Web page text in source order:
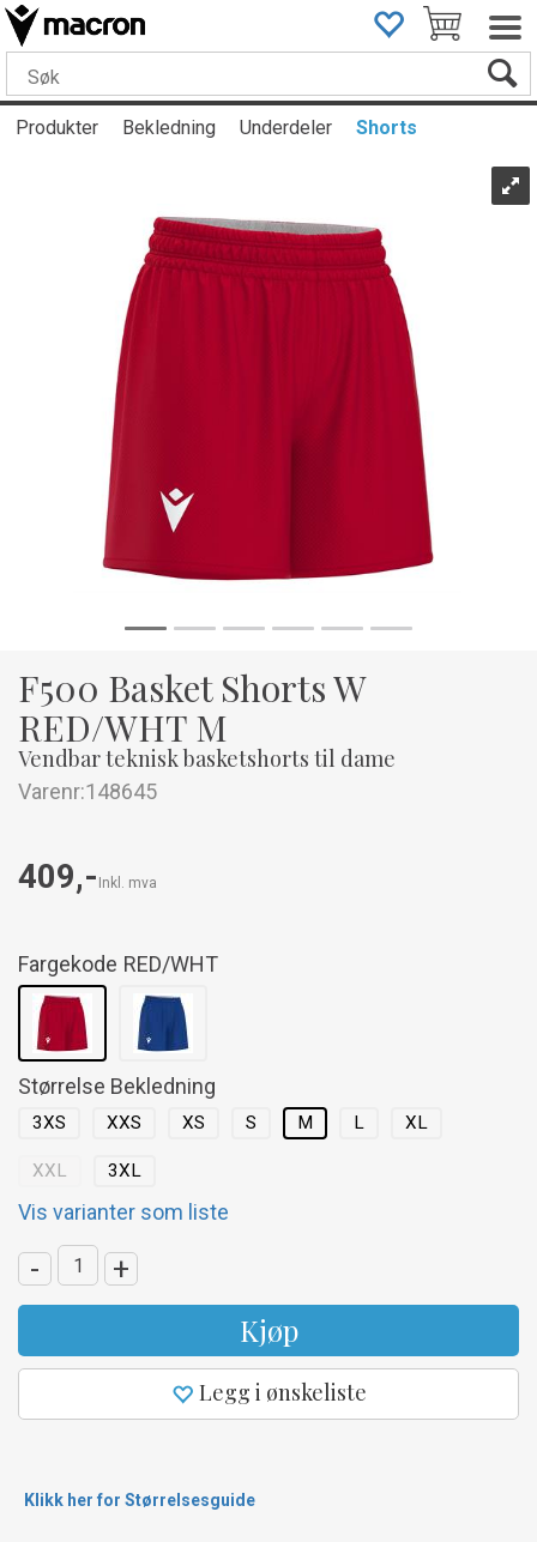
Produkter Bekledning Underdeler Shorts
F500 Basket Shorts W
RED/WHT M
Vendbar teknisk basketshorts til dame
Varenr:148645
409,- Inkl. mva
Fargekode RED/WHT
Størrelse Bekledning
3XS XXS XS S M L XL
XXL 3XL
Vis varianter som liste
- +
Kjøp
Legg i ønskeliste
Klikk her for Størrelsesguide